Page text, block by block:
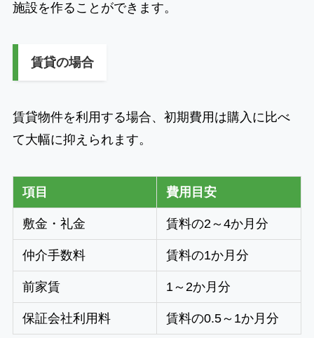
施設を作ることができます。
賃貸の場合
賃貸物件を利用する場合、初期費用は購入に比べ
て大幅に抑えられます。
項目 費用目安
敷金・礼金 賃料の2～4か月分
仲介手数料 賃料の1か月分
前家賃 1～2か月分
保証会社利用料 賃料の0.5～1か月分